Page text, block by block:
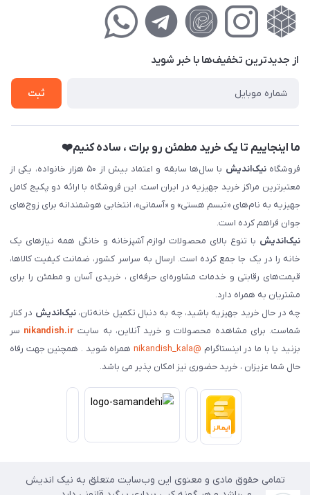
کوچه گلریز 4 غربی ، پلاک 13
لیست محصولات
راهنمای‌خرید‌آنلاین
حریم خصوصی
فروش‌اقساطی
از جدید‌ترین تخفیف‌ها با‌ خبر شوید
ثبت
ما اینجاییم تا یک خرید مطمئن رو برات ، ساده کنیم❤️
فروشگاهنیک‌اندیش
با سال‌ها سابقه و اعتماد بیش از ۵۰ هزار خانواده، یکی از
معتبرترین مراکز خرید جهیزیه در ایران است. این فروشگاه با ارائه دو پکیج کامل
جهیزیه به نام‌های «تبسم هستی» و «آسمانی»، انتخابی هوشمندانه برای زوج‌های
جوان فراهم کرده است.
نیک‌اندیش با تنوع بالای محصولات لوازم آشپزخانه و خانگی همه نیازهای یک
خانه را در یک جا جمع کرده است. ارسال به سراسر کشور، ضمانت کیفیت کالاها،
قیمت‌های رقابتی و خدمات مشاوره‌ای حرفه‌ای ، خریدی آسان و مطمئن را برای
مشتریان به همراه دارد.
چه در حال خرید جهیزیه باشید، چه به دنبال تکمیل خانه‌تان،نیک‌اندیش در کنار
شماست. برای مشاهده محصولات و خرید آنلاین، به سایت nikandish.ir سر
بزنید یا با ما در اینستاگرام @nikandish_kala
همراه شوید . همچنین جهت رفاه
حال شما عزیزان ، خرید حضوری نیز امکان پذیر می باشد.
تمامی حقوق مادی و معنوی این وب‌سایت متعلق به نیک اندیش